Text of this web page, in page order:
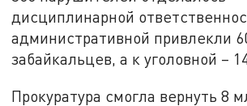
дисциплинарной
административной привлекли
забайкальцев, а к уголовной –
Прокуратура смогла вернуть 8